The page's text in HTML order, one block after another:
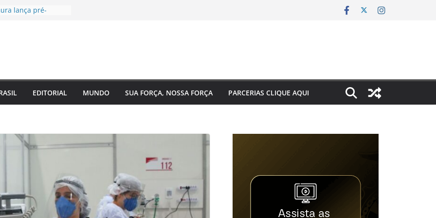
lança pré-
EUA e Bélgica
2 do Plano
e reforça
o
do estado
nas ruas e
à
reforma urgente
para
Manaus
EDITORIAL MUNDO SUA FORÇA, NOSSA FORÇA PARCERIAS CLIQUE AQUI